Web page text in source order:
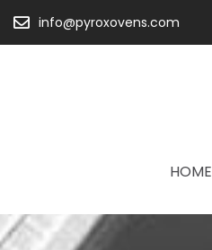
info@pyroxovens.com
HOME